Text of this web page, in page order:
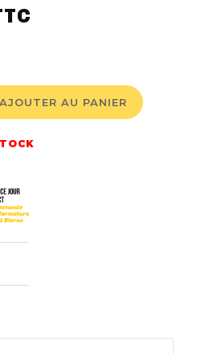
AJOUTER AU PANIER